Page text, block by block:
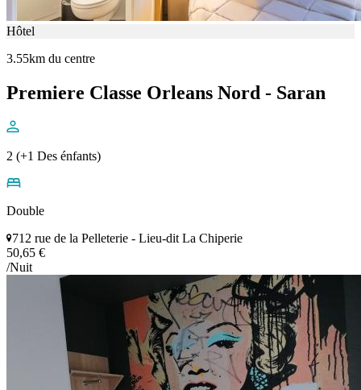
Hôtel
3.55km du centre
Premiere Classe Orleans Nord - Saran
2 (+1 Des énfants)
Double
712 rue de la Pelleterie - Lieu-dit La Chiperie
50,65 €
/Nuit